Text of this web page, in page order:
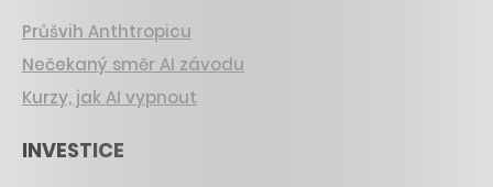
Průšvih Anthtropicu
Nečekaný směr AI závodu
Kurzy, jak AI vypnout
INVESTICE